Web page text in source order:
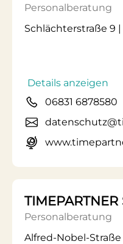
Personalberatung
Schlächterstraße 9
Details anzeigen
06831 6878580
Personalberatung
Alfred-Nobel-